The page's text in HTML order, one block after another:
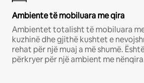
Ambiente të mobiluara me qira
Ambientet totalisht të mobiluara
kuzhinë dhe gjithë kushtet e
rehat për një muaj a më shumë.
përkryer për një ambient me